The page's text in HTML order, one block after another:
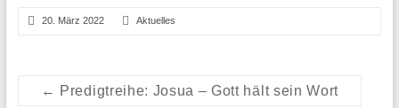
20. März 2022 Aktuelles
← Predigtreihe: Josua – Gott hält sein Wort